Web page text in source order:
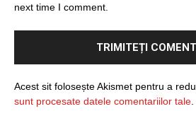
next time I comment.
Acest sit folosește Akismet pentru a
sunt procesate datele comentariilor tale